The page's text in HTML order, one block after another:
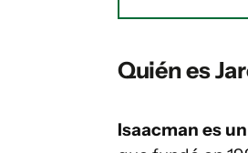
Quién es
Isaacman es